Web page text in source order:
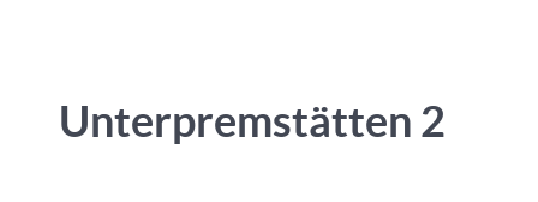
Unterpremstätten 2